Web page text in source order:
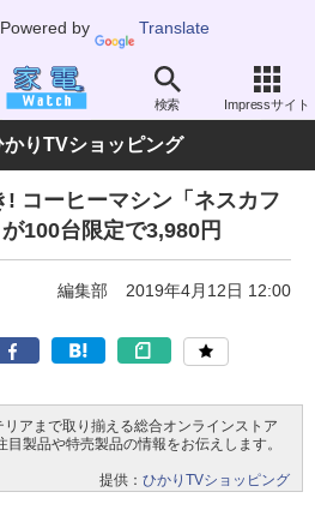
Powered by Translate
検索 Impressサイト
ッチン家電 コーヒーメーカー
りTVショッピング
コーヒーマシン「ネスカフ
100台限定で3,980円
編集部 2019年4月12日 12:00
アまで取り揃える総合オンラインストア
目製品や特売製品の情報をお伝えします。
提供：ひかりTVショッピング